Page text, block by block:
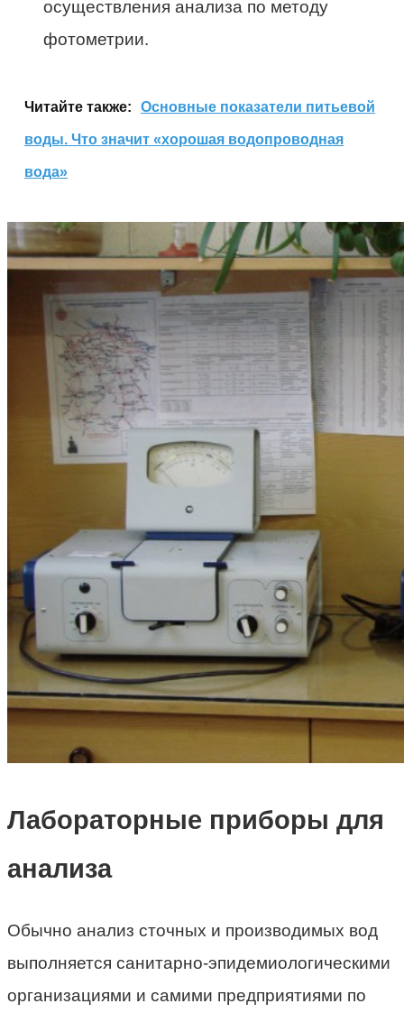
осуществления анализа по методу
фотометрии.
Читайте также: Основные показатели питьевой
воды. Что значит «хорошая водопроводная
вода»
Лабораторные приборы для
анализа
Обычно анализ сточных и производимых вод
выполняется санитарно-эпидемиологическими
организациями и самими предприятиями по